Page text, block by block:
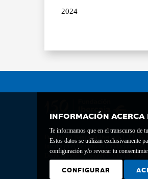
INFORMACIÓN
Te informamos que en el transcurso de
Estos datos se utilizan exclusivamente
configuración y/o revocar tu
CONFIGURAR
2024
Fundación Bancaria Ibercaja C.I.F. G-
Inscrita en el Registro de Fundaciones
Domicilio social: Joaquín Costa, 13.